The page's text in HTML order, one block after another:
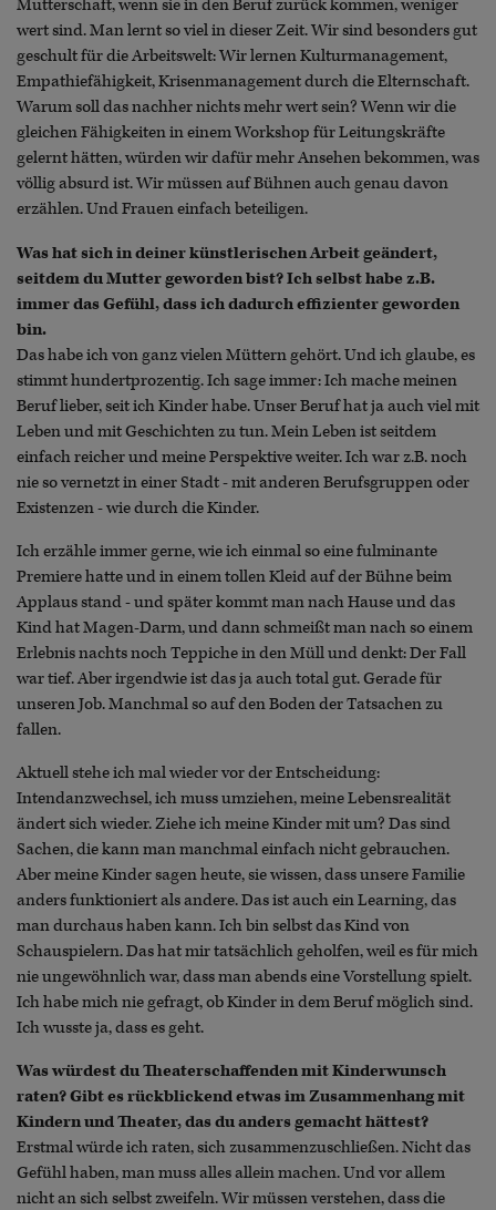
Mutterschaft, wenn sie in den Beruf zurück kommen, weniger
wert sind. Man lernt so viel in dieser Zeit. Wir sind besonders gut
geschult für die Arbeitswelt: Wir lernen Kulturmanagement,
Empathiefähigkeit, Krisenmanagement durch die Elternschaft.
Warum soll das nachher nichts mehr wert sein? Wenn wir die
gleichen Fähigkeiten in einem Workshop für Leitungskräfte
gelernt hätten, würden wir dafür mehr Ansehen bekommen, was
völlig absurd ist. Wir müssen auf Bühnen auch genau davon
erzählen. Und Frauen einfach beteiligen.
Was hat sich in deiner künstlerischen Arbeit geändert,
seitdem du Mutter geworden bist? Ich selbst habe z.B.
immer das Gefühl, dass ich dadurch effizienter geworden
bin.
Das habe ich von ganz vielen Müttern gehört. Und ich glaube, es
stimmt hundertprozentig. Ich sage immer: Ich mache meinen
Beruf lieber, seit ich Kinder habe. Unser Beruf hat ja auch viel mit
Leben und mit Geschichten zu tun. Mein Leben ist seitdem
einfach reicher und meine Perspektive weiter. Ich war z.B. noch
nie so vernetzt in einer Stadt - mit anderen Berufsgruppen oder
Existenzen - wie durch die Kinder.
Ich erzähle immer gerne, wie ich einmal so eine fulminante
Premiere hatte und in einem tollen Kleid auf der Bühne beim
Applaus stand - und später kommt man nach Hause und das
Kind hat Magen-Darm, und dann schmeißt man nach so einem
Erlebnis nachts noch Teppiche in den Müll und denkt: Der Fall
war tief. Aber irgendwie ist das ja auch total gut. Gerade für
unseren Job. Manchmal so auf den Boden der Tatsachen zu
fallen.
Aktuell stehe ich mal wieder vor der Entscheidung:
Intendanzwechsel, ich muss umziehen, meine Lebensrealität
ändert sich wieder. Ziehe ich meine Kinder mit um? Das sind
Sachen, die kann man manchmal einfach nicht gebrauchen.
Aber meine Kinder sagen heute, sie wissen, dass unsere Familie
anders funktioniert als andere. Das ist auch ein Learning, das
man durchaus haben kann. Ich bin selbst das Kind von
Schauspielern. Das hat mir tatsächlich geholfen, weil es für mich
nie ungewöhnlich war, dass man abends eine Vorstellung spielt.
Ich habe mich nie gefragt, ob Kinder in dem Beruf möglich sind.
Ich wusste ja, dass es geht.
Was würdest du Theaterschaffenden mit Kinderwunsch
raten? Gibt es rückblickend etwas im Zusammenhang mit
Kindern und Theater, das du anders gemacht hättest?
Erstmal würde ich raten, sich zusammenzuschließen. Nicht das
Gefühl haben, man muss alles allein machen. Und vor allem
nicht an sich selbst zweifeln. Wir müssen verstehen, dass die